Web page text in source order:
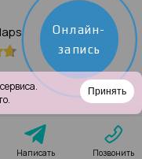
Написать Позвонить
Онлайн-
запись
Принять